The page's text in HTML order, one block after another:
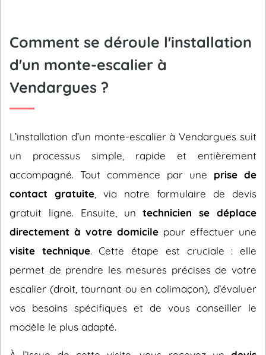
Comment se déroule l'installation
d'un monte-escalier à
Vendargues ?
L’installation d’un monte-escalier à Vendargues suit
un processus simple, rapide et entièrement
accompagné. Tout commence par une prise de
contact gratuite , via notre formulaire de devis
gratuit ligne. Ensuite, untechnicien se déplace
directement à votre domicile pour effectuer une
visite technique. Cette étape est cruciale : elle
permet de prendre les mesures précises de votre
escalier (droit, tournant ou en colimaçon), d’évaluer
vos besoins spécifiques et de vous conseiller le
modèle le plus adapté.